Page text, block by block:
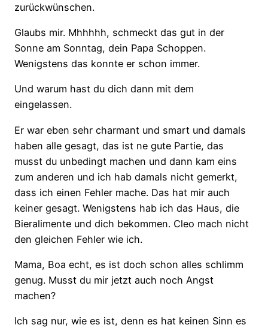
zurückwünschen.
Glaubs mir. Mhhhhh, schmeckt das gut in der
Sonne am Sonntag, dein Papa Schoppen.
Wenigstens das konnte er schon immer.
Und warum hast du dich dann mit dem
eingelassen.
Er war eben sehr charmant und smart und damals
haben alle gesagt, das ist ne gute Partie, das
musst du unbedingt machen und dann kam eins
zum anderen und ich hab damals nicht gemerkt,
dass ich einen Fehler mache. Das hat mir auch
keiner gesagt. Wenigstens hab ich das Haus, die
Bieralimente und dich bekommen. Cleo mach nicht
den gleichen Fehler wie ich.
Mama, Boa echt, es ist doch schon alles schlimm
genug. Musst du mir jetzt auch noch Angst
machen?
Ich sag nur, wie es ist, denn es hat keinen Sinn es